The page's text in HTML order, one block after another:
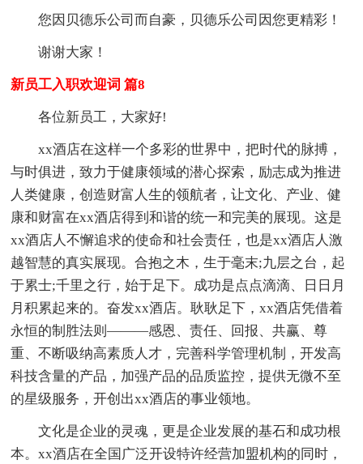
您因贝德乐公司而自豪，贝德乐公司因您更精彩！
谢谢大家！
新员工入职欢迎词 篇8
各位新员工，大家好!
xx酒店在这样一个多彩的世界中，把时代的脉搏，
与时俱进，致力于健康领域的潜心探索，励志成为推进
人类健康，创造财富人生的领航者，让文化、产业、健
康和财富在xx酒店得到和谐的统一和完美的展现。这是
xx酒店人不懈追求的使命和社会责任，也是xx酒店人激
越智慧的真实展现。合抱之木，生于毫末;九层之台，起
于累士;千里之行，始于足下。成功是点点滴滴、日日月
月积累起来的。奋发xx酒店。耿耿足下，xx酒店凭借着
永恒的制胜法则———感恩、责任、回报、共赢、尊
重、不断吸纳高素质人才，完善科学管理机制，开发高
科技含量的产品，加强产品的品质监控，提供无微不至
的星级服务，开创出xx酒店的事业领地。
文化是企业的灵魂，更是企业发展的基石和成功根
本。xx酒店在全国广泛开设特许经营加盟机构的同时，